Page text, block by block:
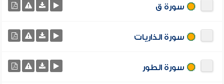
سورة ق
سورة الذاريات
سورة الطور